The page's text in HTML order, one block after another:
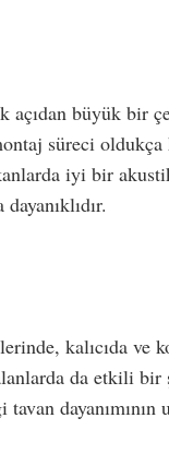
açıdan büyük bir
süreci
iyi bir
kalıcıda ve
da etkili